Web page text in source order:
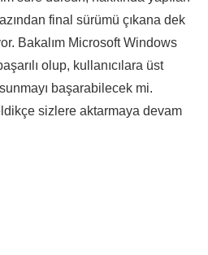
final sürümü çıkana dek
Bakalım Microsoft Windows
olup, kullanıcılara üst
başarabilecek mi.
sizlere aktarmaya devam